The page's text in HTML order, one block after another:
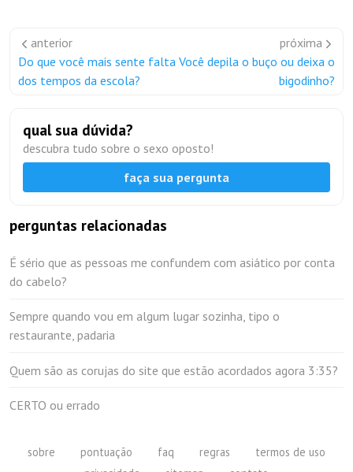
anterior
Do que você mais sente falta
dos tempos da escola?
próxima
Você depila o buço ou deixa o
bigodinho?
qual sua dúvida?
descubra tudo sobre o sexo oposto!
faça sua pergunta
perguntas relacionadas
É sério que as pessoas me confundem com asiático por conta
do cabelo?
Sempre quando vou em algum lugar sozinha, tipo o
restaurante, padaria
Quem são as corujas do site que estão acordados agora 3:35?
CERTO ou errado
sobre pontuação faq regras
termos de uso